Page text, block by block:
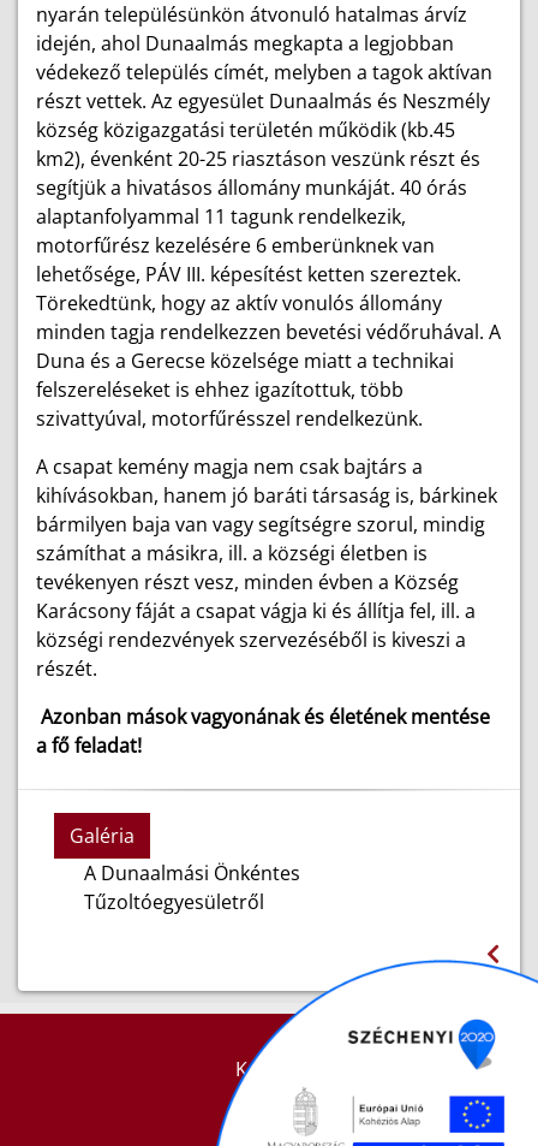
nyarán településünkön átvonuló hatalmas árvíz
idején, ahol Dunaalmás megkapta a legjobban
védekező település címét, melyben a tagok aktívan
részt vettek. Az egyesület Dunaalmás és Neszmély
község közigazgatási területén működik (kb.45
km2), évenként 20-25 riasztáson veszünk részt és
segítjük a hivatásos állomány munkáját. 40 órás
alaptanfolyammal 11 tagunk rendelkezik,
motorfűrész kezelésére 6 emberünknek van
lehetősége, PÁV III. képesítést ketten szereztek.
Törekedtünk, hogy az aktív vonulós állomány
minden tagja rendelkezzen bevetési védőruhával. A
Duna és a Gerecse közelsége miatt a technikai
felszereléseket is ehhez igazítottuk, több
szivattyúval, motorfűrésszel rendelkezünk.
A csapat kemény magja nem csak bajtárs a
kihívásokban, hanem jó baráti társaság is, bárkinek
bármilyen baja van vagy segítségre szorul, mindig
számíthat a másikra, ill. a községi életben is
tevékenyen részt vesz, minden évben a Község
Karácsony fáját a csapat vágja ki és állítja fel, ill. a
községi rendezvények szervezéséből is kiveszi a
részét.
Azonban mások vagyonának és életének mentése
a fő feladat!
Galéria
A Dunaalmási Önkéntes
Tűzoltóegyesületről
KAPCSOLAT
IMPRESSZUM